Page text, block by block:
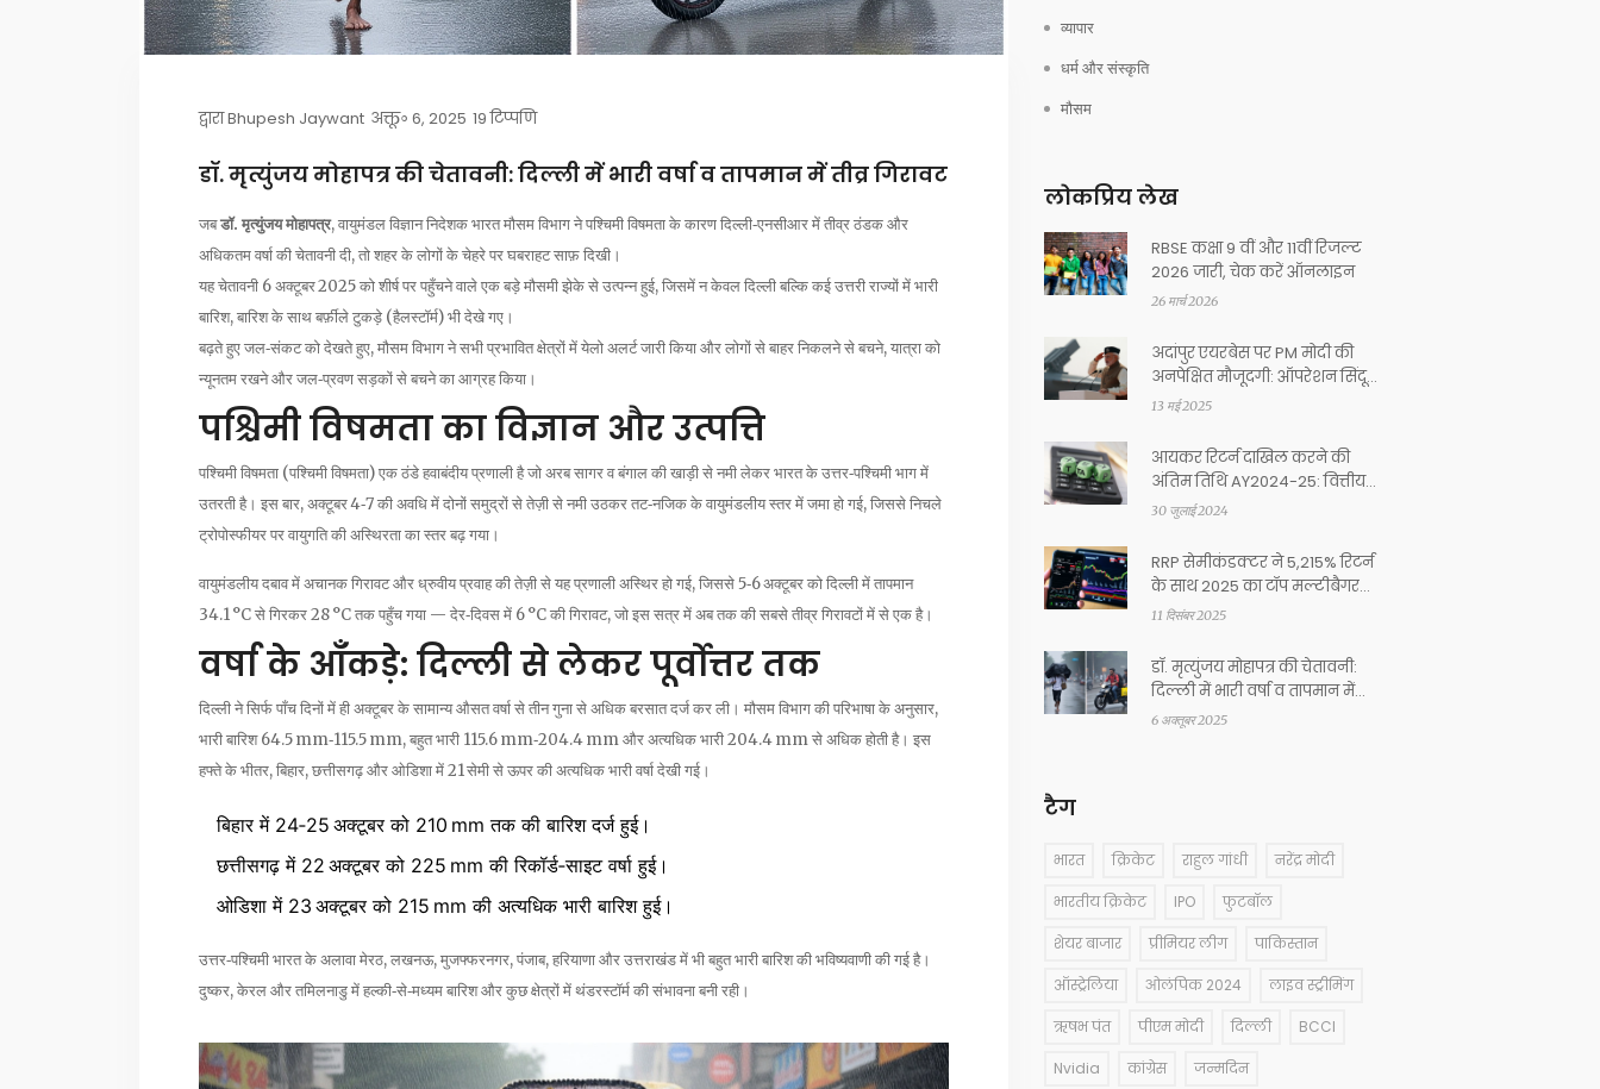
द्वाराBhupesh Jaywant अक्तू॰ 6, 2025 19 टिप्पणि
डॉ. मृत्युंजय मोहापत्र की चेतावनी: दिल्ली में भारी वर्षा व तापमान में तीव्र गिरावट
जबडॉ. मृत्युंजय मोहापत्र,वायुमंडल विज्ञान निदेशकभारत मौसम विभागने पश्चिमी विषमता के कारण दिल्ली‑एनसीआर में तीव्र ठंडक और
अधिकतम वर्षा की चेतावनी दी, तो शहर के लोगों के चेहरे पर घबराहट साफ़ दिखी।
यह चेतावनी 6 अक्टूबर 2025 को शीर्ष पर पहुँचने वाले एक बड़े मौसमी झेके से उत्पन्न हुई, जिसमें न केवल दिल्ली बल्कि कई उत्तरी राज्यों में भारी
बारिश, बारिश के साथ बर्फ़ीले टुकड़े (हैलस्टॉर्म) भी देखे गए।
बढ़ते हुए जल‑संकट को देखते हुए, मौसम विभाग ने सभी प्रभावित क्षेत्रों में येलो अलर्ट जारी किया और लोगों से बाहर निकलने से बचने, यात्रा को
न्यूनतम रखने और जल‑प्रवण सड़कों से बचने का आग्रह किया।
पश्चिमी विषमता का विज्ञान और उत्पत्ति
पश्चिमी विषमता (पश्चिमी विषमता) एक ठंडे हवाबंदीय प्रणाली है जो अरब सागर व बंगाल की खाड़ी से नमी लेकर भारत के उत्तर‑पश्चिमी भाग में
उतरती है। इस बार, अक्टूबर 4‑7 की अवधि में दोनों समुद्रों से तेज़ी से नमी उठकर तट‑नजिक के वायुमंडलीय स्तर में जमा हो गई, जिससे निचले
ट्रोपोस्फीयर पर वायुगति की अस्थिरता का स्तर बढ़ गया।
वायुमंडलीय दबाव में अचानक गिरावट और ध्रुवीय प्रवाह की तेज़ी से यह प्रणाली अस्थिर हो गई, जिससे 5‑6 अक्टूबर को दिल्ली में तापमान
34.1 °C से गिरकर 28 °C तक पहुँच गया — देर‑दिवस में 6 °C की गिरावट, जो इस सत्र में अब तक की सबसे तीव्र गिरावटों में से एक है।
वर्षा के आँकड़े: दिल्ली से लेकर पूर्वोत्तर तक
दिल्ली ने सिर्फ पाँच दिनों में ही अक्टूबर के सामान्य औसत वर्षा से तीन गुना से अधिक बरसात दर्ज कर ली। मौसम विभाग की परिभाषा के अनुसार,
भारी बारिश 64.5 mm‑115.5 mm, बहुत भारी 115.6 mm‑204.4 mm और अत्यधिक भारी 204.4 mm से अधिक होती है। इस
हफ्ते के भीतर, बिहार, छत्तीसगढ़ और ओडिशा में 21 सेमी से ऊपर की अत्यधिक भारी वर्षा देखी गई।
बिहार में 24‑25 अक्टूबर को 210 mm तक की बारिश दर्ज हुई।
छत्तीसगढ़ में 22 अक्टूबर को 225 mm की रिकॉर्ड‑साइट वर्षा हुई।
ओडिशा में 23 अक्टूबर को 215 mm की अत्यधिक भारी बारिश हुई।
उत्तर‑पश्चिमी भारत के अलावा मेरठ, लखनऊ, मुजफ्फरनगर, पंजाब, हरियाणा और उत्तराखंड में भी बहुत भारी बारिश की भविष्यवाणी की गई है।
दुष्कर, केरल और तमिलनाडु में हल्की‑से‑मध्यम बारिश और कुछ क्षेत्रों में थंडरस्टॉर्म की संभावना बनी रही।
व्यापार
धर्म और संस्कृति
मौसम
लोकप्रिय लेख
RBSE कक्षा 9 वीं और 11वीं रिजल्ट
2026 जारी, चेक करें ऑनलाइन
26 मार्च 2026
अदांपुर एयरबेस पर PM मोदी की
अनपेक्षित मौजूदगी: ऑपरेशन सिंदूर
के बाद पाकिस्तान को सख्त संदेश
13 मई 2025
आयकर रिटर्न दाखिल करने की
अंतिम तिथि AY2024-25: वित्तीय
वर्ष 2023-24 के लिए आईटीआर
जुलाई
30 जुलाई 2024
RRP सेमीकंडक्टर ने 5,215% रिटर्न
के साथ 2025 का टॉप मल्टीबैगर
स्टॉक बना दिया
11 दिसंबर 2025
डॉ. मृत्युंजय मोहापत्र की चेतावनी:
दिल्ली में भारी वर्षा व तापमान में
तीव्र गिरावट
6 अक्तूबर 2025
टैग
भारत क्रिकेट राहुल गांधी नरेंद्र मोदी
भारतीय क्रिकेट IPO फुटबॉल
शेयर बाजार प्रीमियर लीग पाकिस्तान
ऑस्ट्रेलिया ओलंपिक 2024 लाइव स्ट्रीमिंग
ऋषभ पंत पीएम मोदी दिल्ली BCCI
Nvidia कांग्रेस जन्मदिन